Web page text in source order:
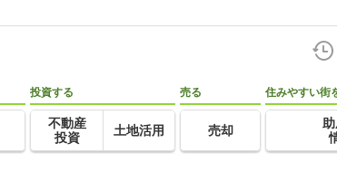
投資する
不動産
投資
土地活用
売る
売却
住みやすい街